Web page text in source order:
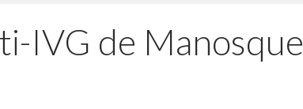
IVG de Manosque